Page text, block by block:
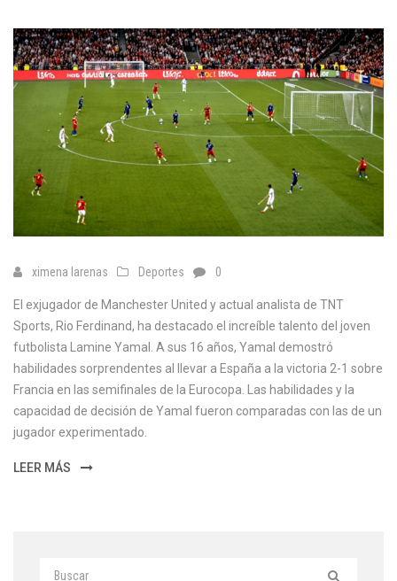
ximena larenas Deportes 0
El exjugador de Manchester United y actual analista de TNT
Sports, Rio Ferdinand, ha destacado el increíble talento del joven
futbolista Lamine Yamal. A sus 16 años, Yamal demostró
habilidades sorprendentes al llevar a España a la victoria 2-1 sobre
Francia en las semifinales de la Eurocopa. Las habilidades y la
capacidad de decisión de Yamal fueron comparadas con las de un
jugador experimentado.
LEER MÁS